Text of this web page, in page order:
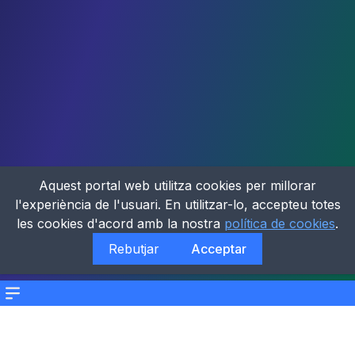
Menu
Aquest portal web utilitza cookies per millorar
l'experiència de l'usuari. En utilitzar-lo, accepteu totes
les cookies d'acord amb la nostra política de cookies.
Rebutjar
Acceptar